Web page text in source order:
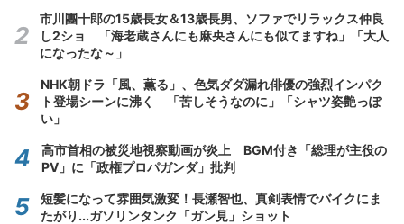
市川團十郎の15歳長女＆13歳長男、ソファでリラックス仲良
し2ショ 「海老蔵さんにも麻央さんにも似てますね」「大人
になったな～」
NHK朝ドラ「風、薫る」、色気ダダ漏れ俳優の強烈インパク
ト登場シーンに沸く 「苦しそうなのに」「シャツ姿艶っぽ
い」
高市首相の被災地視察動画が炎上 BGM付き「総理が主役の
PV」に「政権プロパガンダ」批判
短髪になって雰囲気激変！長瀬智也、真剣表情でバイクにま
たがり...ガソリンタンク「ガン見」ショット